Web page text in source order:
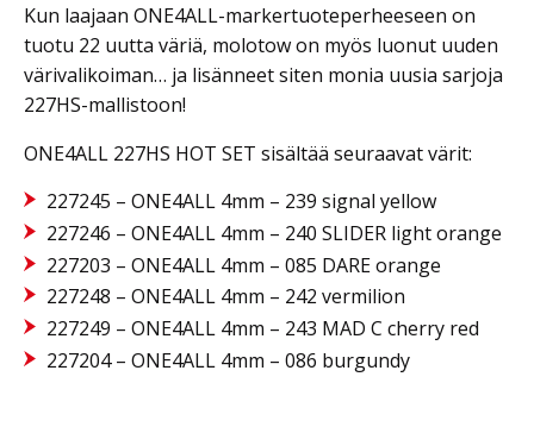
4mm
määrä
Kun laajaan ONE4ALL-markertuoteperheeseen on
tuotu 22 uutta väriä, molotow on myös luonut uuden
värivalikoiman… ja lisänneet siten monia uusia sarjoja
227HS-mallistoon!
ONE4ALL 227HS HOT SET sisältää seuraavat värit:
227245 – ONE4ALL 4mm – 239 signal yellow
227246 – ONE4ALL 4mm – 240 SLIDER light orange
227203 – ONE4ALL 4mm – 085 DARE orange
227248 – ONE4ALL 4mm – 242 vermilion
227249 – ONE4ALL 4mm – 243 MAD C cherry red
227204 – ONE4ALL 4mm – 086 burgundy